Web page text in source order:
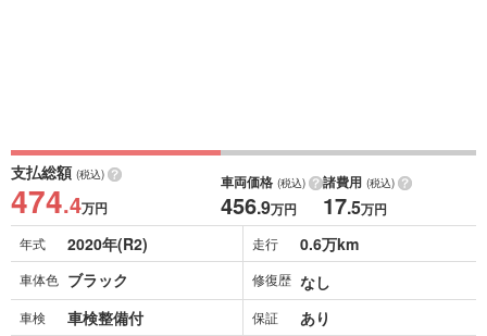
支払総額 (税込)
474.4万円
車両価格 (税込)
456.9万円
諸費用 (税込)
17.5万円
年式 2020年(R2) 走行 0.6万km
車体色 ブラック 修復歴 なし
車検 車検整備付 保証 あり